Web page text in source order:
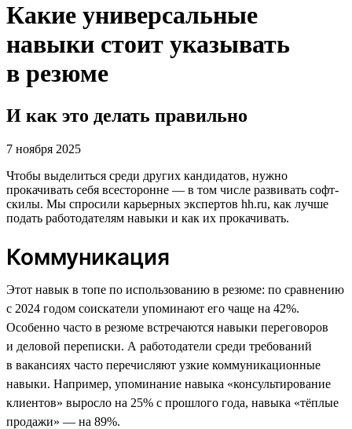
Какие универсальные
навыки стоит указывать
в резюме
И как это делать правильно
7 ноября 2025
Чтобы выделиться среди других кандидатов, нужно
прокачивать себя всесторонне — в том числе развивать софт-
скилы. Мы спросили карьерных экспертов hh.ru, как лучше
подать работодателям навыки и как их прокачивать.
Коммуникация
Этот навык в топе по использованию в резюме: по сравнению
с 2024 годом соискатели упоминают его чаще на 42%.
Особенно часто в резюме встречаются навыки переговоров
и деловой переписки. А работодатели среди требований
в вакансиях часто перечисляют узкие коммуникационные
навыки. Например, упоминание навыка «консультирование
клиентов» выросло на 25% с прошлого года, навыка «тёплые
продажи» — на 89%.